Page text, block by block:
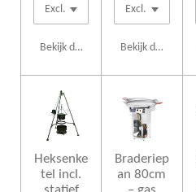
Bekijk details Bekijk details
Heksenke
tel incl.
Braderiep
an 80cm